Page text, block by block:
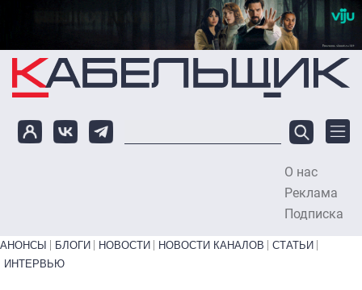
Перейти к основному содержанию
О нас
Реклама
Подписка
Primary links bottom
АНОНСЫ БЛОГИ НОВОСТИ НОВОСТИ КАНАЛОВ
СТАТЬИ
ИНТЕРВЬЮ